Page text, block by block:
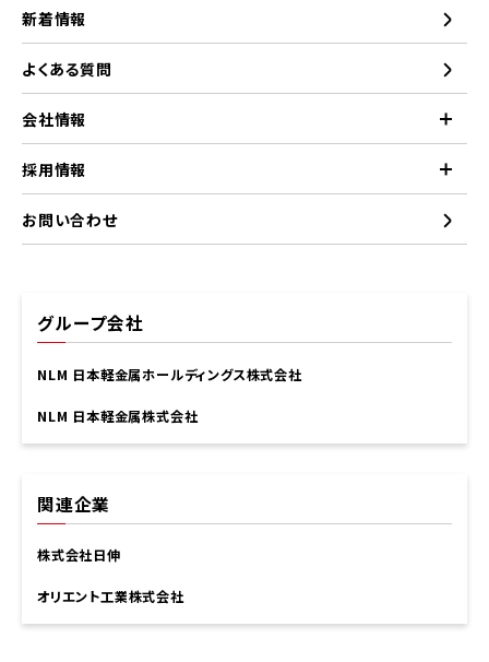
新着情報
よくある質問
会社情報
採用情報
お問い合わせ
グループ会社
NLM 日本軽金属ホールディングス株式会社
NLM 日本軽金属株式会社
関連企業
株式会社日伸
オリエント工業株式会社